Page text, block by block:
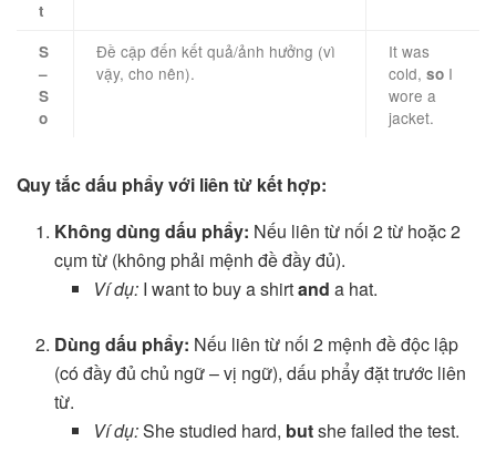
t
S
–
S
o
Đề cập đến kết quả/ảnh hưởng (vì
vậy, cho nên).
It was
cold, so I
wore a
jacket.
Quy tắc dấu phẩy với liên từ kết hợp:
Không dùng dấu phẩy: Nếu liên từ nối 2 từ hoặc 2
cụm từ (không phải mệnh đề đầy đủ).
Ví dụ:I want to buy a shirtand a hat.
Dùng dấu phẩy: Nếu liên từ nối 2 mệnh đề độc lập
(có đầy đủ chủ ngữ – vị ngữ), dấu phẩy đặt trước liên
từ.
Ví dụ:She studied hard, butshe failed the test.